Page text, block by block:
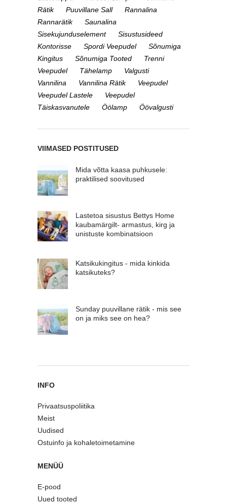
Rätik
Puuvillane Sall
Rannalina
Rannarätik
Saunalina
Sisekujunduselement
Sisustusideed
Kontorisse
Spordi Veepudel
Sõnumiga
Kingitus
Sõnumiga Tooted
Trenni
Veepudel
Tähelamp
Valgusti
Vannilina
Vannilina Rätik
Veepudel
Veepudel Lastele
Veepudel
Täiskasvanutele
Öölamp Öövalgusti
VIIMASED POSTITUSED
Mida võtta kaasa puhkusele:
praktilised soovitused
Lastetoa sisustus Bettys Home
kaubamärgilt- armastus, kirg ja
unistuste kombinatsioon
Katsikukingitus - mida kinkida
katsikuteks?
Sunday puuvillane rätik - mis see
on ja miks see on hea?
INFO
Privaatsuspoliitika
Meist
Uudised
Ostuinfo ja kohaletoimetamine
MENÜÜ
E-pood
Uued tooted